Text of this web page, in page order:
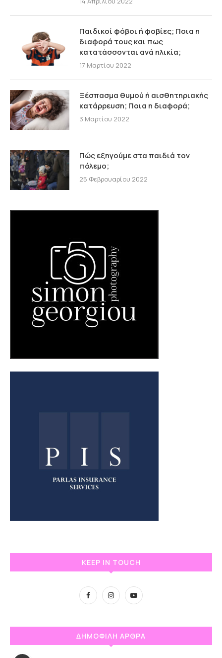
Παιδικοί φόβοι ή φοβίες; Ποια η
διαφορά τους και πως
κατατάσσονται ανά ηλικία;
17 Μαρτίου 2022
Ξέσπασμα θυμού ή αισθητηριακής
κατάρρευση; Ποια η διαφορά;
3 Μαρτίου 2022
Πώς εξηγούμε στα παιδιά τον
πόλεμο;
25 Φεβρουαρίου 2022
KEEP IN TOUCH
ΔΗΜΟΦΙΛΗ ΑΡΘΡΑ